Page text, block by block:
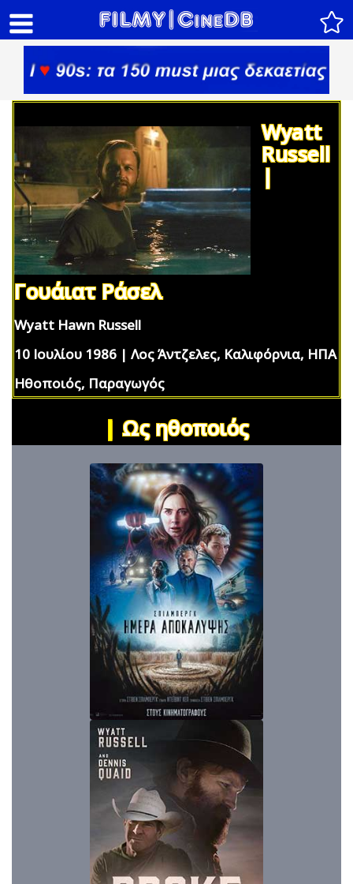
Wyatt
Russell
|
Γουάιατ Ράσελ
Wyatt Hawn Russell
10 Ιουλίου 1986 | Λος Άντζελες, Καλιφόρνια, ΗΠΑ
Ηθοποιός, Παραγωγός
| Ως ηθοποιός